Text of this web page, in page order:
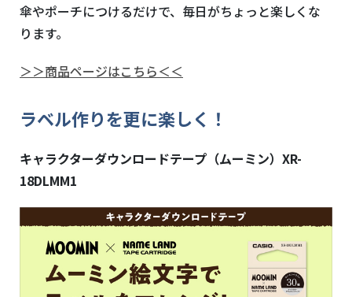
傘やポーチにつけるだけで、毎日がちょっと楽しくな
ります。
＞＞商品ページはこちら＜＜
ラベル作りを更に楽しく！
キャラクターダウンロードテープ（ムーミン） XR-
18DLMM1